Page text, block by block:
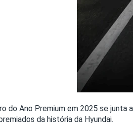
do Ano Premium em 2025 se junta
da história da Hyundai.